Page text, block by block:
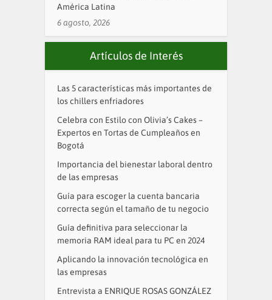
América Latina
6 agosto, 2026
Artículos de Interés
Las 5 características más importantes de
los chillers enfriadores
Celebra con Estilo con Olivia’s Cakes –
Expertos en Tortas de Cumpleaños en
Bogotá
Importancia del bienestar laboral dentro
de las empresas
Guía para escoger la cuenta bancaria
correcta según el tamaño de tu negocio
Guía definitiva para seleccionar la
memoria RAM ideal para tu PC en 2024
Aplicando la innovación tecnológica en
las empresas
Entrevista a ENRIQUE ROSAS GONZÁLEZ